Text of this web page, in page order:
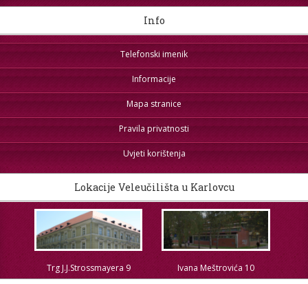
Info
Telefonski imenik
Informacije
Mapa stranice
Pravila privatnosti
Uvjeti korištenja
Lokacije Veleučilišta u Karlovcu
Trg J.J.Strossmayera 9 Ivana Meštrovića 10